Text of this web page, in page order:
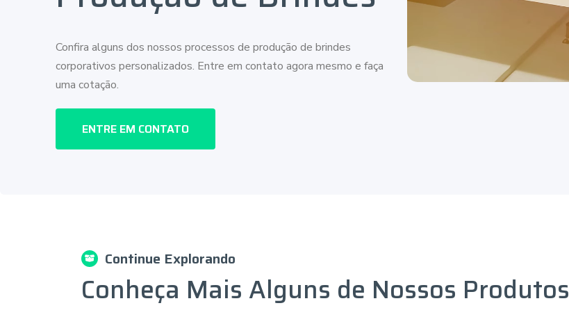
Confira alguns dos nossos processos de produção de brindes
corporativos personalizados. Entre em contato agora mesmo e faça
uma cotação.
ENTRE EM CONTATO
Continue Explorando
Conheça Mais Alguns de Nossos Produtos